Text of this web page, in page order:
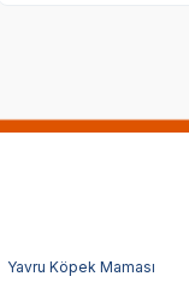
Yavru Köpek Maması